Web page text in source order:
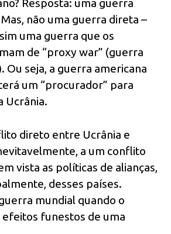
Resposta: uma guerra
não uma guerra direta –
uma guerra que os
de “proxy war” (guerra
Ou seja, a guerra americana
um “procurador” para
Ucrânia.
direto entre Ucrânia e
a um conflito
vista as políticas de alianças,
desses países.
mundial quando o
funestos de uma